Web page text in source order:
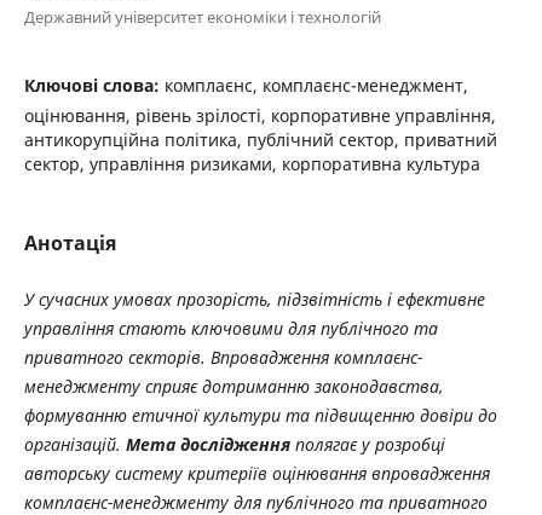
Державний університет економіки і технологій
Ключові слова: комплаєнс, комплаєнс-менеджмент,
оцінювання, рівень зрілості, корпоративне управління,
антикорупційна політика, публічний сектор, приватний
сектор, управління ризиками, корпоративна культура
Анотація
У сучасних умовах прозорість, підзвітність і ефективне
управління стають ключовими для публічного та
приватного секторів. Впровадження комплаєнс-
менеджменту сприяє дотриманню законодавства,
формуванню етичної культури та підвищенню довіри до
організацій. Мета дослідження полягає у розробці
авторську систему критеріїв оцінювання впровадження
комплаєнс-менеджменту для публічного та приватного